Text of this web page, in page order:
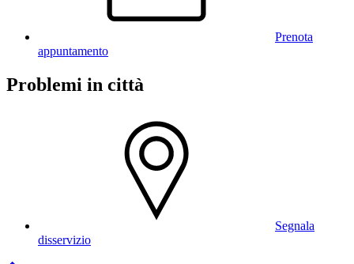
Prenota
appuntamento
Problemi in città
Segnala
disservizio